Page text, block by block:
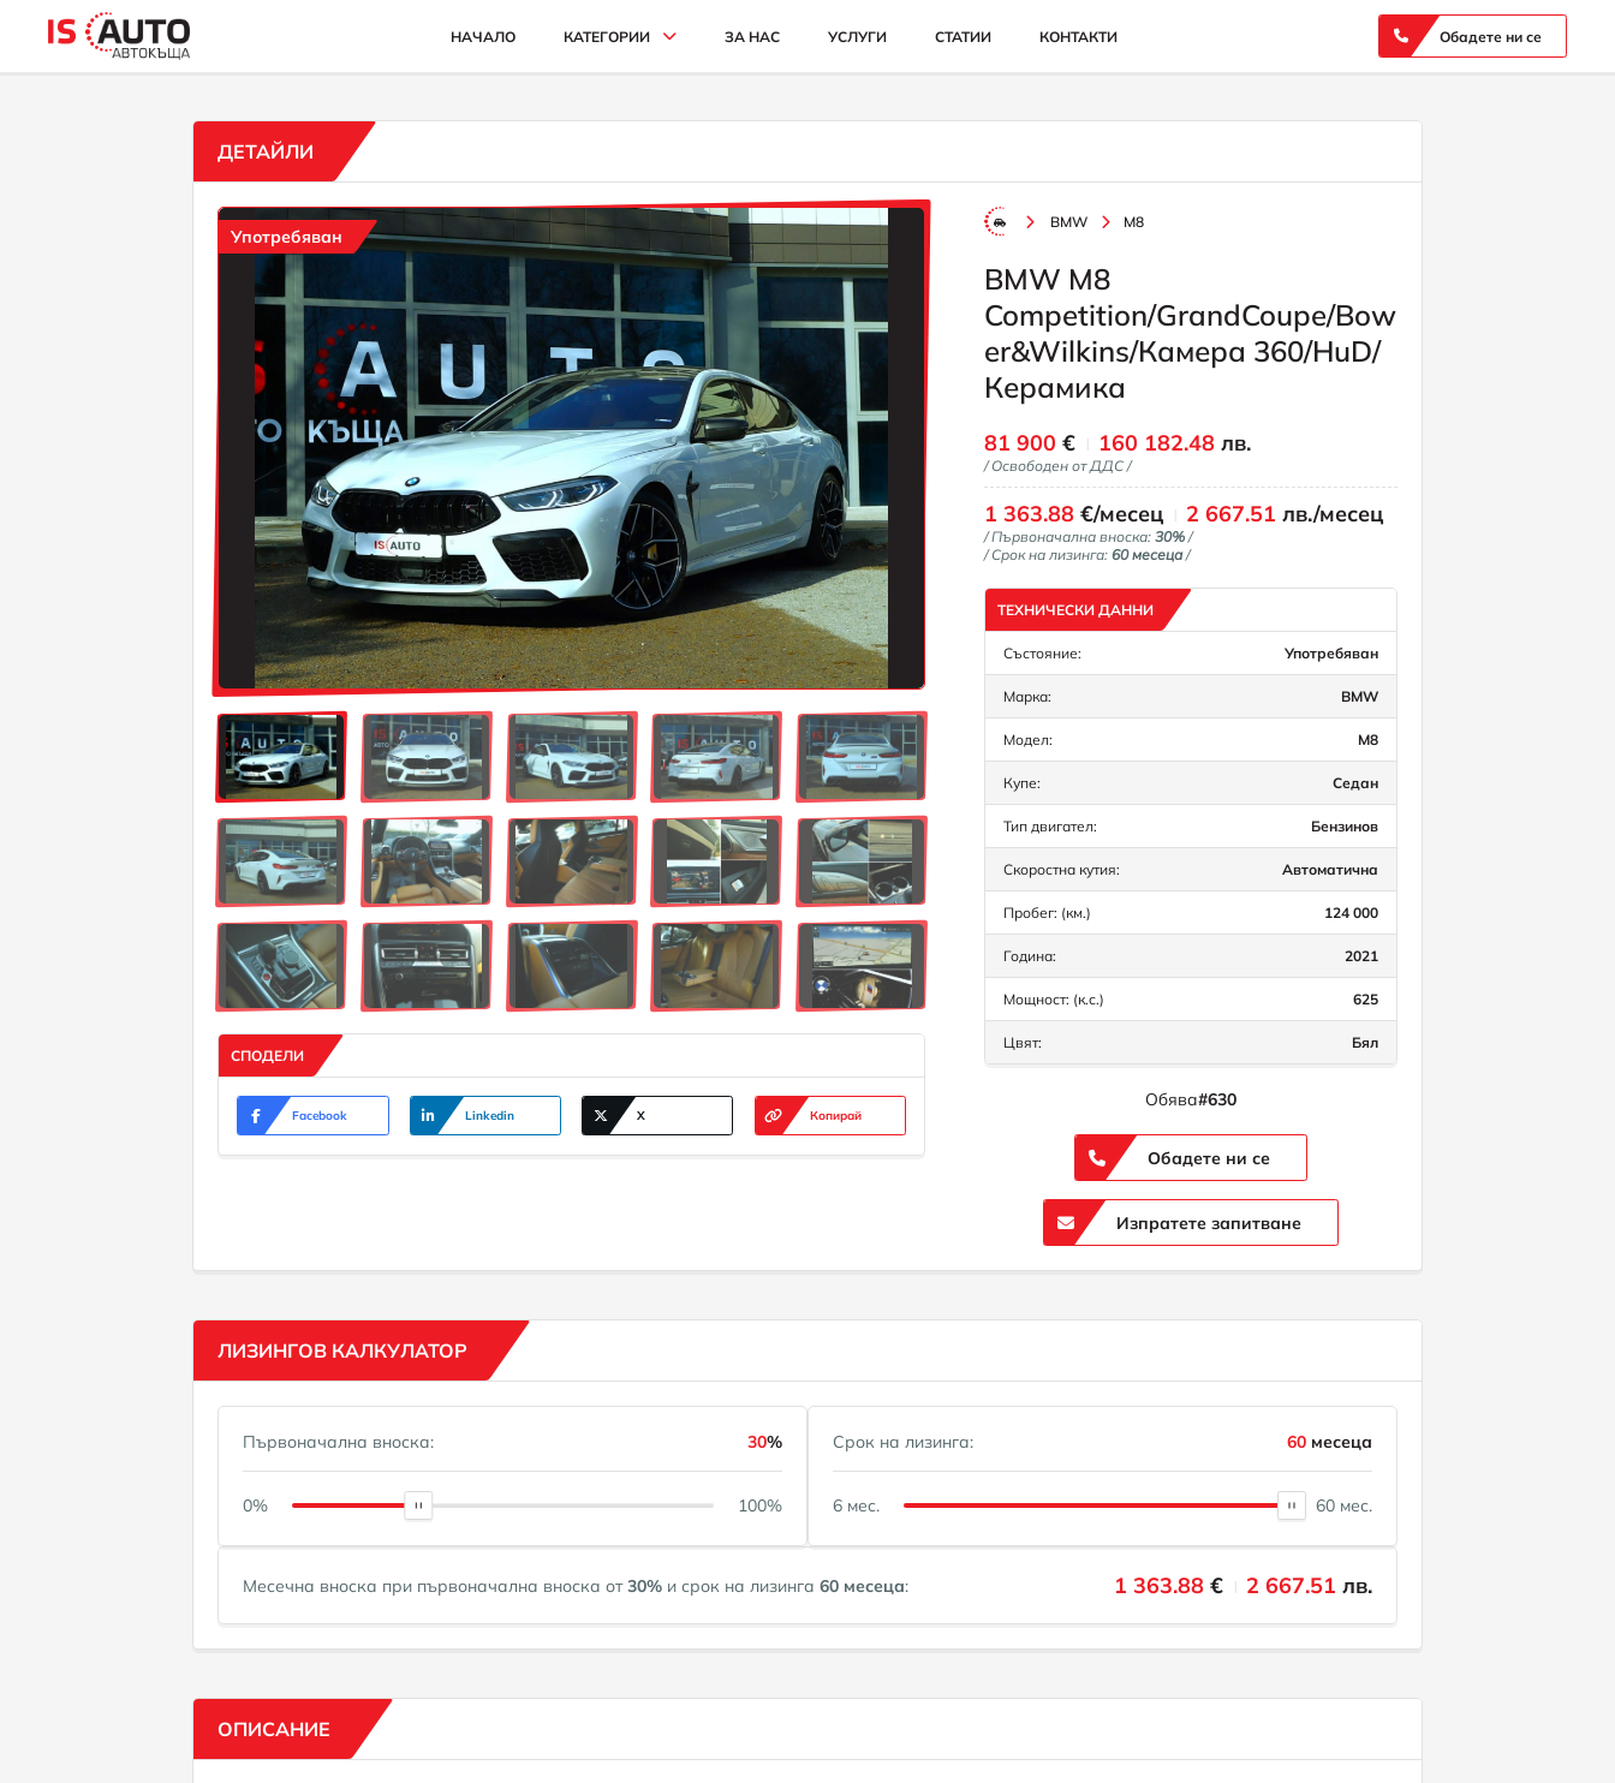
НАЧАЛО КАТЕГОРИИ
АВТОМОБИЛИ И ДЖИПОВЕ
КАМИОНИ
СЕЛСКОСТОПАНСКИ
ИНДУСТРИАЛНИ
КАРИ
ЗА НАС УСЛУГИ СТАТИИ КОНТАКТИ Обадете ни се
ДЕТАЙЛИ
Употребяван
СПОДЕЛИ
Facebook Linkedin X Копирай
BMW M8
BMW M8
Competition/GrandCoupe/Bow
er&Wilkins/Камера 360/HuD/
Керамика
81 900 € 160 182.48 лв.
/ Освободен от ДДС /
1 363.88 €/месец 2 667.51 лв./месец
/ Първоначална вноска:30%/
/ Срок на лизинга:60 месеца/
ТЕХНИЧЕСКИ ДАННИ
Състояние: Употребяван
Марка: BMW
Модел: M8
Купе: Седан
Тип двигател: Бензинов
Скоростна кутия: Автоматична
Пробег: (км.) 124 000
Година: 2021
Мощност: (к.с.) 625
Цвят: Бял
Обява#630
Обадете ни се
Изпратете запитване
ЛИЗИНГОВ КАЛКУЛАТОР
Първоначална вноска: 30%
0% 100%
Срок на лизинга: 60 месеца
6 мес. 60 мес.
Месечна вноска при първоначална вноска от30% и срок на лизинга 60 месеца: 1 363.88 € 2 667.51 лв.
ОПИСАНИЕ